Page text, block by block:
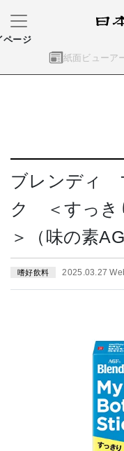
紙面ビューア
ページ
ブレンディ
ク ＜すっき
＞（味の素
嗜好飲料 2025.03.27